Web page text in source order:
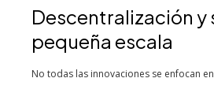
Descentralización y
pequeña escala
No todas las innovaciones se enfocan